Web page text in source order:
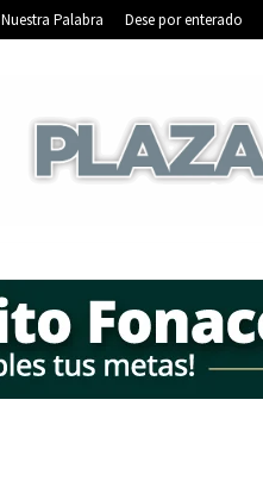
Nuestra Palabra Dese por enterado